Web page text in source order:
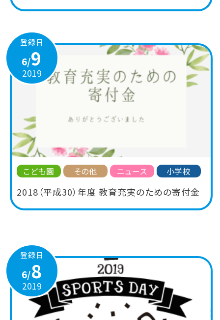
登録日
6/9
2019
こども園 その他 ニュース 小学校
2018（平成30）年度 教育充実のための寄付金
登録日
6/8
2019